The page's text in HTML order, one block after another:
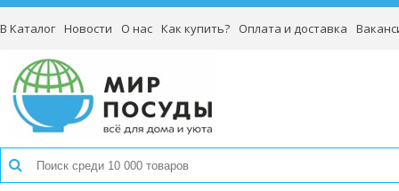
В Каталог Новости О нас Как купить? Оплата и доставка